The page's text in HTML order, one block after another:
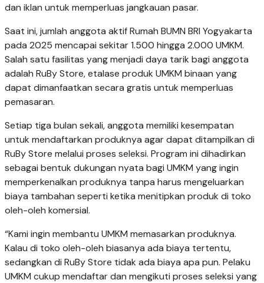
dan iklan untuk memperluas jangkauan pasar.
Saat ini, jumlah anggota aktif Rumah BUMN BRI Yogyakarta
pada 2025 mencapai sekitar 1.500 hingga 2.000 UMKM.
Salah satu fasilitas yang menjadi daya tarik bagi anggota
adalah RuBy Store, etalase produk UMKM binaan yang
dapat dimanfaatkan secara gratis untuk memperluas
pemasaran.
Setiap tiga bulan sekali, anggota memiliki kesempatan
untuk mendaftarkan produknya agar dapat ditampilkan di
RuBy Store melalui proses seleksi. Program ini dihadirkan
sebagai bentuk dukungan nyata bagi UMKM yang ingin
memperkenalkan produknya tanpa harus mengeluarkan
biaya tambahan seperti ketika menitipkan produk di toko
oleh-oleh komersial.
“Kami ingin membantu UMKM memasarkan produknya.
Kalau di toko oleh-oleh biasanya ada biaya tertentu,
sedangkan di RuBy Store tidak ada biaya apa pun. Pelaku
UMKM cukup mendaftar dan mengikuti proses seleksi yang